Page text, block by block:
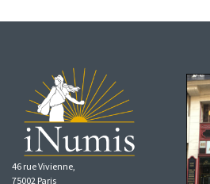
46 rue Vivienne,
75002 Paris